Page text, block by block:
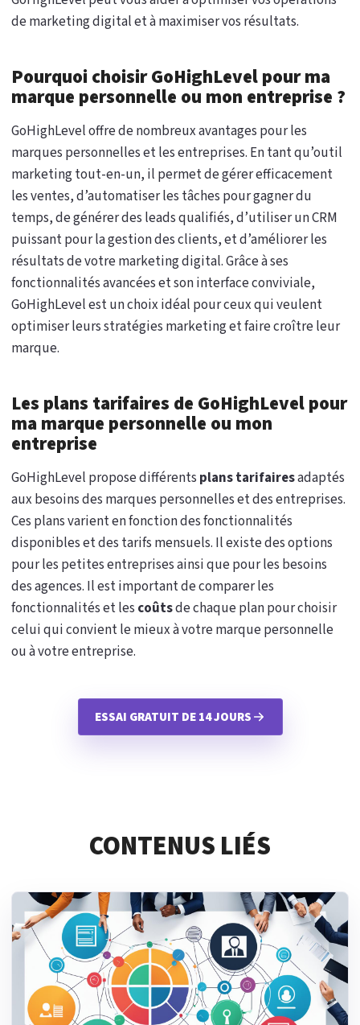
de marketing digital et à maximiser vos résultats.
Pourquoi choisir GoHighLevel pour ma
marque personnelle ou mon entreprise ?
GoHighLevel offre de nombreux avantages pour les
marques personnelles et les entreprises. En tant qu’outil
marketing tout-en-un, il permet de gérer efficacement
les ventes, d’automatiser les tâches pour gagner du
temps, de générer des leads qualifiés, d’utiliser un CRM
puissant pour la gestion des clients, et d’améliorer les
résultats de votre marketing digital. Grâce à ses
fonctionnalités avancées et son interface conviviale,
GoHighLevel est un choix idéal pour ceux qui veulent
optimiser leurs stratégies marketing et faire croître leur
marque.
Les plans tarifaires de GoHighLevel pour
ma marque personnelle ou mon
entreprise
GoHighLevel propose différents plans tarifairesadaptés
aux besoins des marques personnelles et des entreprises.
Ces plans varient en fonction des fonctionnalités
disponibles et des tarifs mensuels. Il existe des options
pour les petites entreprises ainsi que pour les besoins
des agences. Il est important de comparer les
fonctionnalités et les coûtsde chaque plan pour choisir
celui qui convient le mieux à votre marque personnelle
ou à votre entreprise.
ESSAI GRATUIT DE 14 JOURS
CONTENUS LIÉS